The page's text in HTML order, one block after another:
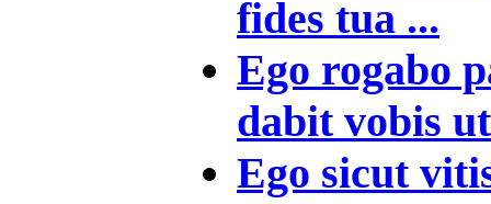
fides tua ...
Ego rogabo
dabit vobis
Ego sicut